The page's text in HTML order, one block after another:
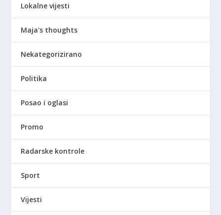
Lokalne vijesti
Maja's thoughts
Nekategorizirano
Politika
Posao i oglasi
Promo
Radarske kontrole
Sport
Vijesti